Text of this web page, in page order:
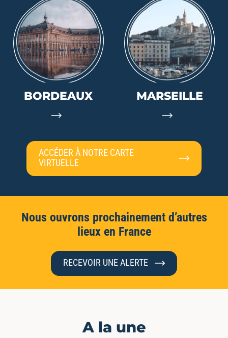
BORDEAUX MARSEILLE
ACCÉDER À NOTRE CARTE
VIRTUELLE
Nous ouvrons prochainement d’autres
lieux en France
RECEVOIR UNE ALERTE
A la une